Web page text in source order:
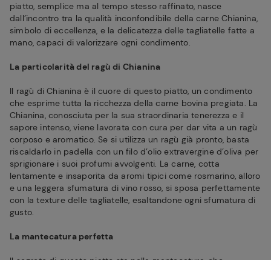
piatto, semplice ma al tempo stesso raffinato, nasce
dall’incontro tra la qualità inconfondibile della carne Chianina,
simbolo di eccellenza, e la delicatezza delle tagliatelle fatte a
mano, capaci di valorizzare ogni condimento.
La particolarità del ragù di Chianina
Il ragù di Chianina è il cuore di questo piatto, un condimento
che esprime tutta la ricchezza della carne bovina pregiata. La
Chianina, conosciuta per la sua straordinaria tenerezza e il
sapore intenso, viene lavorata con cura per dar vita a un ragù
corposo e aromatico. Se si utilizza un ragù già pronto, basta
riscaldarlo in padella con un filo d’olio extravergine d’oliva per
sprigionare i suoi profumi avvolgenti. La carne, cotta
lentamente e insaporita da aromi tipici come rosmarino, alloro
e una leggera sfumatura di vino rosso, si sposa perfettamente
con la texture delle tagliatelle, esaltandone ogni sfumatura di
gusto.
La mantecatura perfetta